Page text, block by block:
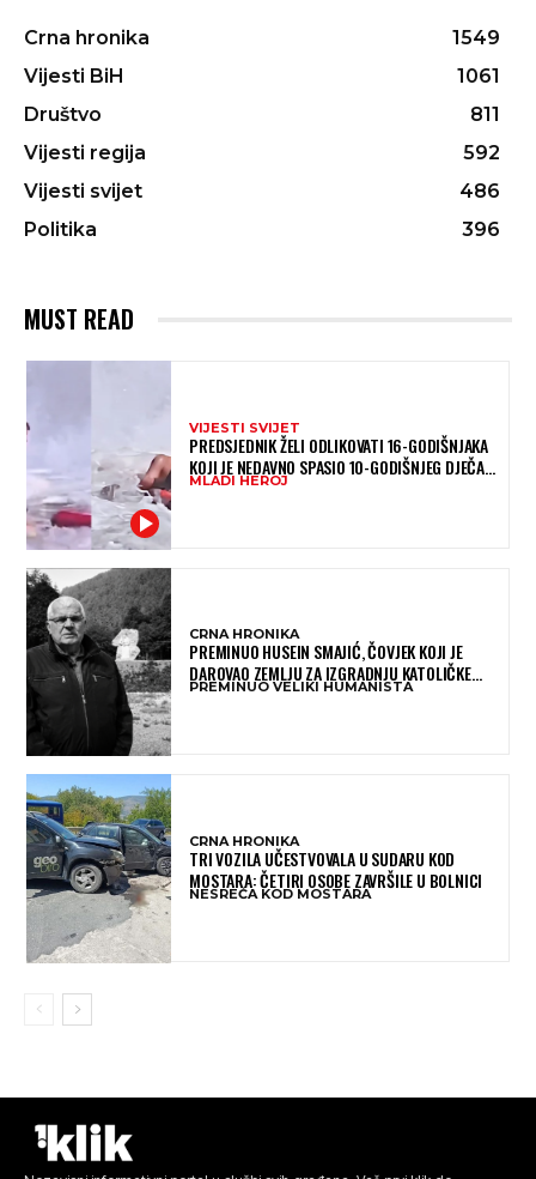
Crna hronika
1549
Vijesti BiH
1061
Društvo
811
Vijesti regija
592
Vijesti svijet
486
Politika
396
MUST READ
VIJESTI SVIJET
PREDSJEDNIK ŽELI ODLIKOVATI 16-GODIŠNJAKA
KOJI JE NEDAVNO SPASIO 10-GODIŠNJEG DJEČAKA
IZ SMRTONOSNIH VALOVA
MLADI HEROJ
CRNA HRONIKA
PREMINUO HUSEIN SMAJIĆ, ČOVJEK KOJI JE
DAROVAO ZEMLJU ZA IZGRADNJU KATOLIČKE
CRKVE U BUGOJNU
PREMINUO VELIKI HUMANISTA
CRNA HRONIKA
TRI VOZILA UČESTVOVALA U SUDARU KOD
MOSTARA: ČETIRI OSOBE ZAVRŠILE U BOLNICI
NESREĆA KOD MOSTARA